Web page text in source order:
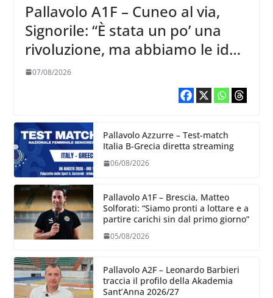
Pallavolo A1F – Cuneo al via,
Signorile: “È stata un po’ una
rivoluzione, ma abbiamo le idee
chiare siu cosa vogliamo fare”
07/08/2026
Pallavolo Azzurre – Test-match
Italia B-Grecia diretta streaming
06/08/2026
Pallavolo A1F – Brescia, Matteo
Solforati: “Siamo pronti a lottare e a
partire carichi sin dal primo giorno”
05/08/2026
Pallavolo A2F – Leonardo Barbieri
traccia il profilo della Akademia
Sant’Anna 2026/27